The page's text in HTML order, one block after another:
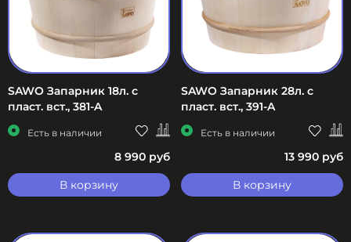
SAWO Запарник 18л. с
пласт. вст., 381-A
Есть в наличии
8 990 руб
В корзину
SAWO Запарник 28л. с
пласт. вст., 391-A
Есть в наличии
13 990 руб
В корзину